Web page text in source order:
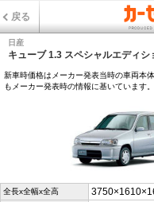
戻る
日産
キューブ 1.3 スペシャルエディシ
新車時価格はメーカー発表当時の車両本
もメーカー発表時の情報に基いています。
全長x全幅x全高